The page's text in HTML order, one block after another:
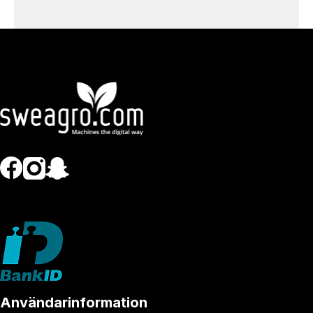
Ansök nu
Användarinformation